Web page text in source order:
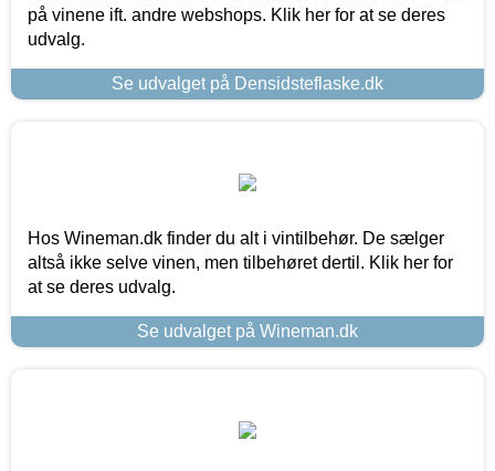
på vinene ift. andre webshops. Klik her for at se deres
udvalg.
Se udvalget på Densidsteflaske.dk
Hos Wineman.dk finder du alt i vintilbehør. De sælger
altså ikke selve vinen, men tilbehøret dertil. Klik her for
at se deres udvalg.
Se udvalget på Wineman.dk